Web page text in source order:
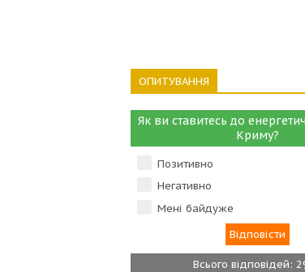
ОПИТУВАННЯ
Як ви ставитесь до
Криму?
Позитивно
Негативно
Мені байдуже
Всього відповідей: